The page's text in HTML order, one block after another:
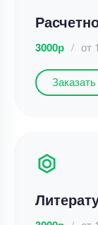
3000р / от
Заказать